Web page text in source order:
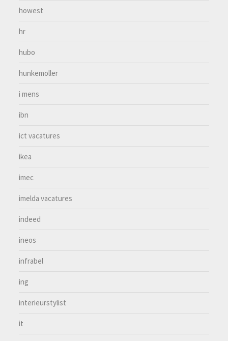
howest
hr
hubo
hunkemoller
i mens
ibn
ict vacatures
ikea
imec
imelda vacatures
indeed
ineos
infrabel
ing
interieurstylist
it